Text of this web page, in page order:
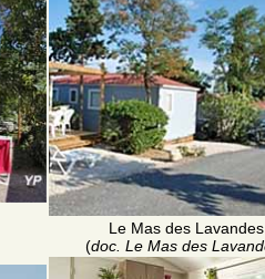
Le Mas des Lavandes
(doc. Le Mas des